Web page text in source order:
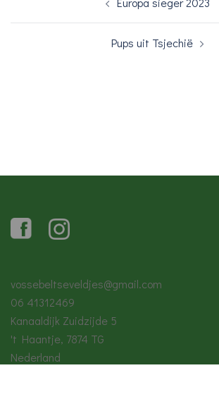
Pups uit Tsjechië
vossebeltseveldjes@gmail.com
06 41312469
Kanaaldijk Zuidzijde 5
't Haantje, 7874 TG
Nederland